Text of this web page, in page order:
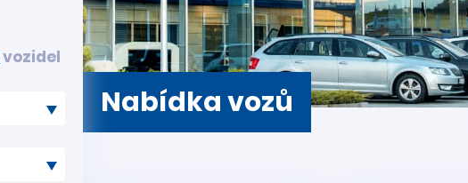
Nabídka vozů
vozidel